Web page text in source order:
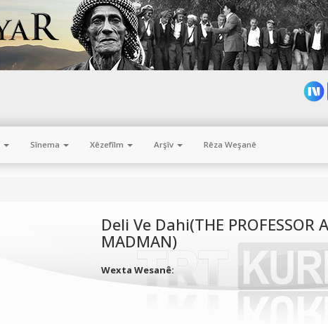
Sînema Xêzefîlm Arşîv Rêza Weşanê
Deli Ve Dahi(THE PROFESSOR
MADMAN)
Wexta Wesanê: